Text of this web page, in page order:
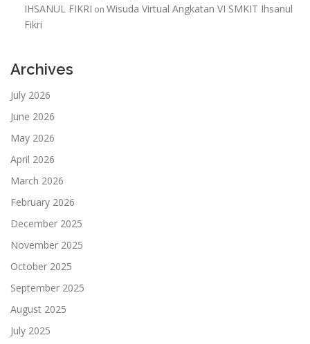
IHSANUL FIKRI on Wisuda Virtual Angkatan VI SMKIT Ihsanul
Fikri
Archives
July 2026
June 2026
May 2026
April 2026
March 2026
February 2026
December 2025
November 2025
October 2025
September 2025
August 2025
July 2025